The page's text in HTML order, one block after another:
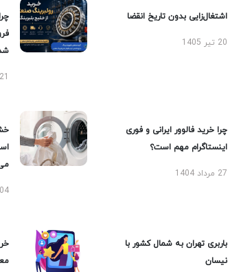
اشتغال‌زایی بدون تاریخ انقضا
20 تیر 1405
21 تیر 1405
چرا خرید فالوور ایرانی و فوری
اینستاگرام مهم است؟
27 مرداد 1404
04 اسفند 1404
باربری تهران به شمال کشور با
نیسان